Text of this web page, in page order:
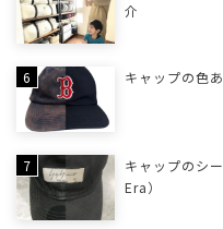
介
キャップの色
キャップのシ
Era）